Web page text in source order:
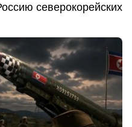
северокорейских